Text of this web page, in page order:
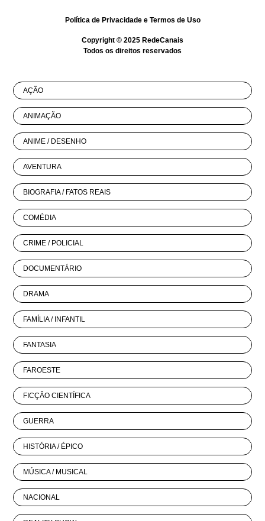
Política de Privacidadee Termos de Uso
Copyright © 2025 RedeCanais
Todos os direitos reservados
AÇÃO
ANIMAÇÃO
ANIME / DESENHO
AVENTURA
BIOGRAFIA / FATOS REAIS
COMÉDIA
CRIME / POLICIAL
DOCUMENTÁRIO
DRAMA
FAMÍLIA / INFANTIL
FANTASIA
FAROESTE
FICÇÃO CIENTÍFICA
GUERRA
HISTÓRIA / ÉPICO
MÚSICA / MUSICAL
NACIONAL